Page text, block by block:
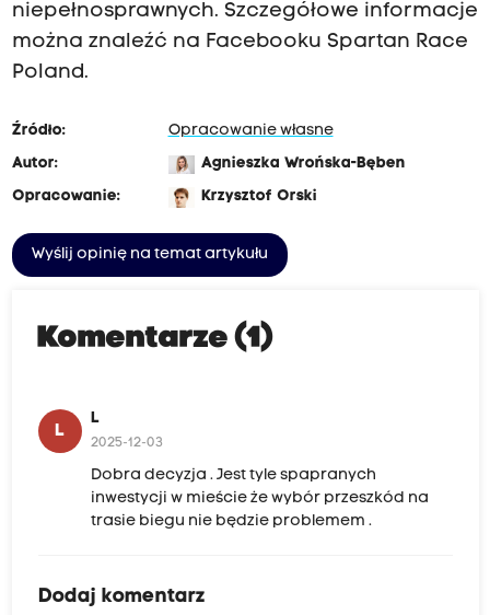
niepełnosprawnych. Szczegółowe informacje
można znaleźć na Facebooku Spartan Race
Poland.
Źródło:
Opracowanie własne
Autor:
Agnieszka Wrońska-Bęben
Opracowanie:
Krzysztof Orski
Wyślij opinię na temat artykułu
Komentarze (1)
L
L
2025-12-03
Dobra decyzja . Jest tyle spapranych
inwestycji w mieście że wybór przeszkód na
trasie biegu nie będzie problemem .
Dodaj komentarz